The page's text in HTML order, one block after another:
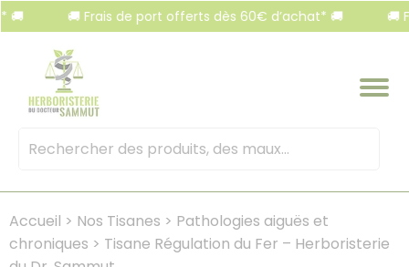
🚚 Frais de port offerts dès 60€ d’achat* 🚚 🚚
Mots
Accueil > Nos Tisanes > Pathologies aiguës et
chroniques > Tisane Régulation du Fer – Herboristerie
Panneau de gestion des cookies